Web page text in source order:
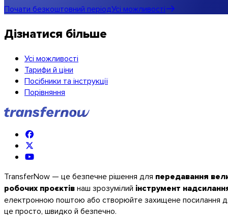
Linux
Почати безкоштовний періодУсі можливості
Дізнатися більше
Усі можливості
Тарифи й ціни
Посібники та інструкції
Порівняння
TransferNow — це безпечне рішення для передавання
робочих проєктівнаш зрозумілий інструмент
електронною поштою або створюйте захищене посилання
це просто, швидко й безпечно.